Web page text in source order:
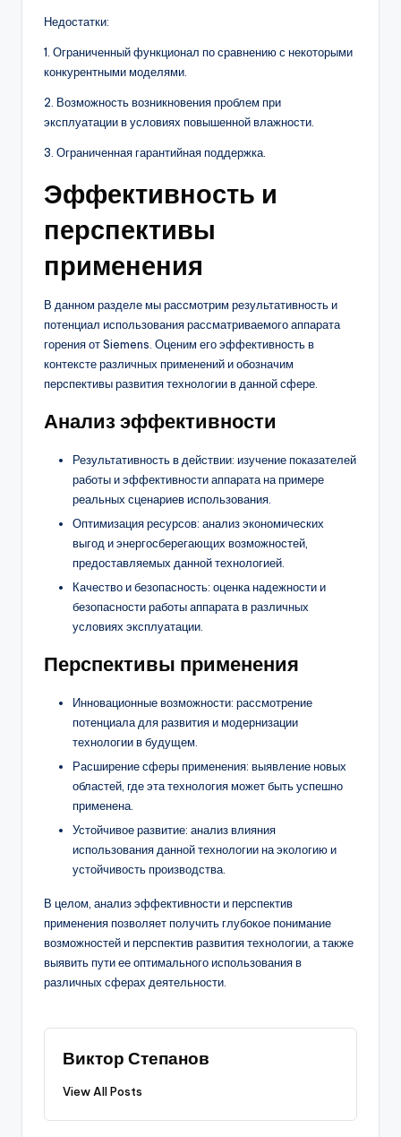
Недостатки:
1. Ограниченный функционал по сравнению с некоторыми
конкурентными моделями.
2. Возможность возникновения проблем при
эксплуатации в условиях повышенной влажности.
3. Ограниченная гарантийная поддержка.
Эффективность и
перспективы
применения
В данном разделе мы рассмотрим результативность и
потенциал использования рассматриваемого аппарата
горения от Siemens. Оценим его эффективность в
контексте различных применений и обозначим
перспективы развития технологии в данной сфере.
Анализ эффективности
Результативность в действии: изучение показателей
работы и эффективности аппарата на примере
реальных сценариев использования.
Оптимизация ресурсов: анализ экономических
выгод и энергосберегающих возможностей,
предоставляемых данной технологией.
Качество и безопасность: оценка надежности и
безопасности работы аппарата в различных
условиях эксплуатации.
Перспективы применения
Инновационные возможности: рассмотрение
потенциала для развития и модернизации
технологии в будущем.
Расширение сферы применения: выявление новых
областей, где эта технология может быть успешно
применена.
Устойчивое развитие: анализ влияния
использования данной технологии на экологию и
устойчивость производства.
В целом, анализ эффективности и перспектив
применения позволяет получить глубокое понимание
возможностей и перспектив развития технологии, а также
выявить пути ее оптимального использования в
различных сферах деятельности.
Виктор Степанов
View All Posts